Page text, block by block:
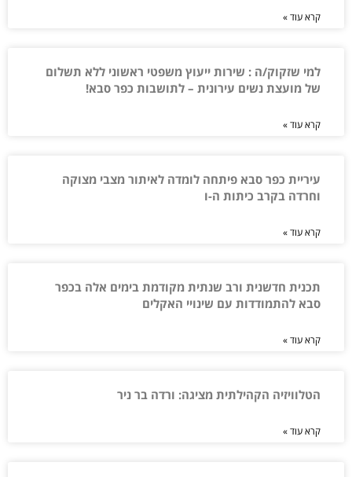
קרא עוד »
למי שזקוק/ה : שירות ייעוץ משפטי ראשוני ללא תשלום
של מועצת נשים עירונית – לתושבות כפר סבא!
קרא עוד »
עיריית כפר סבא פיתחה לומדה לאיתור מצבי מצוקה
וחרדה בקרב כיתות ה-ו
קרא עוד »
תכנית חדשנית ורב שנתית מקודמת בימים אלה בכפר
סבא להתמודדות עם שינויי האקלים
קרא עוד »
הטלוויזיה הקהילתית מציגה: ורדה בר ניר
קרא עוד »